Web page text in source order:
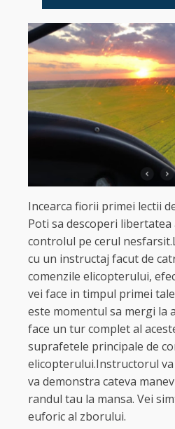
Incearca fiorii primei lectii
Poti sa descoperi libertatea
controlul pe cerul
cu un instructaj facut de
comenzile elicopterului,
vei face in timpul primei
este momentul sa mergi la
face un tur complet al
suprafetele principale de
elicopterului.Instructorul va
va demonstra cateva
randul tau la mansa. Vei
euforic al zborului.